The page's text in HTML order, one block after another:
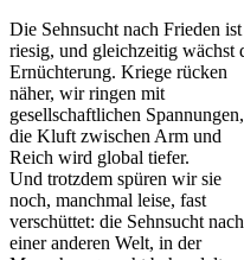
Die Sehnsucht nach Frieden ist
riesig, und gleichzeitig wächst
Ernüchterung. Kriege rücken
näher, wir ringen mit
gesellschaftlichen Spannungen,
die Kluft zwischen Arm und
Reich wird global tiefer.
Und trotzdem spüren wir sie
noch, manchmal leise, fast
verschüttet: die Sehnsucht nach
einer anderen Welt, in der